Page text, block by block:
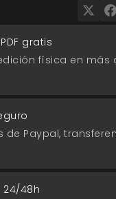
gratis
física en más
de Paypal,
24/48h